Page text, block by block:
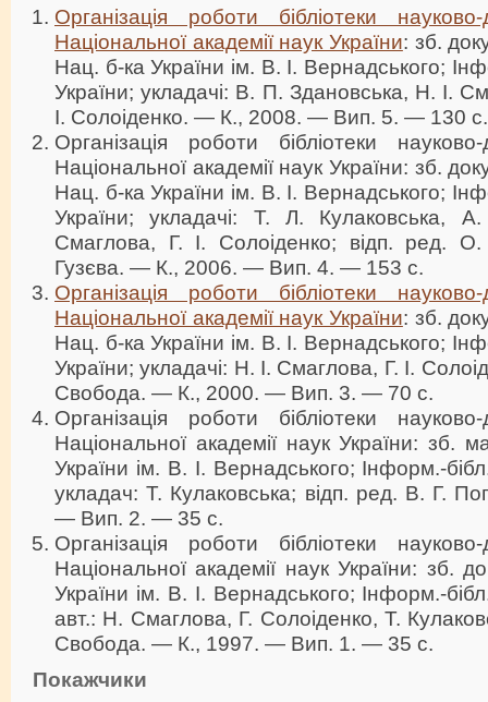
Організація роботи бібліотеки
Національної академії наук України: зб.
Нац. б-ка України ім. В. І. Вернадського;
України; укладачі: В. П. Здановська, Н. І.
І. Солоіденко. — К., 2008. — Вип. 5. — 130 с.
Організація роботи бібліотеки
Національної академії наук України: зб.
Нац. б-ка України ім. В. І. Вернадського;
України; укладачі: Т. Л. Кулаковська,
Смаглова, Г. І. Солоіденко; відп. ред. О.
Гузєва. — К., 2006. — Вип. 4. — 153 с.
Організація роботи бібліотеки
Національної академії наук України: зб.
Нац. б-ка України ім. В. І. Вернадського;
України; укладачі: Н. І. Смаглова, Г. І.
Свобода. — К., 2000. — Вип. 3. — 70 с.
Організація роботи бібліотеки
Національної академії наук України: зб.
України ім. В. І. Вернадського; Інформ.-
укладач: Т. Кулаковська; відп. ред. В. Г.
— Вип. 2. — 35 с.
Організація роботи бібліотеки
Національної академії наук України: зб.
України ім. В. І. Вернадського; Інформ.-
авт.: Н. Смаглова, Г. Солоіденко, Т.
Свобода. — К., 1997. — Вип. 1. — 35 с.
Покажчики